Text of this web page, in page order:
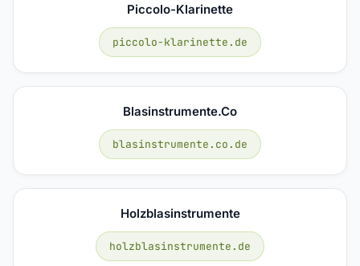
Piccolo-Klarinette
piccolo-klarinette.de
Blasinstrumente.co
blasinstrumente.co.de
Holzblasinstrumente
holzblasinstrumente.de